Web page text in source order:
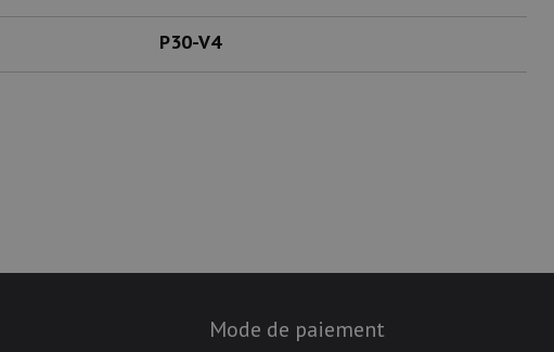
P30-V4
Mode de paiement